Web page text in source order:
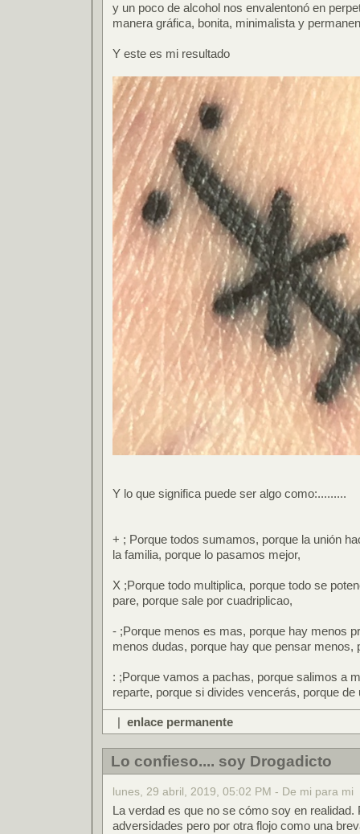
y un poco de alcohol nos envalentonó en
manera gráfica, bonita, minimalista y
Y este es mi resultado
Y lo que significa puede ser algo como:.........
+ ; Porque todos sumamos, porque la unión
la familia, porque lo pasamos mejor,
X ;Porque todo multiplica, porque todo se
pare, porque sale por cuadriplicao,
- ;Porque menos es mas, porque hay menos
menos dudas, porque hay que pensar menos,
: ;Porque vamos a pachas, porque salimos a
reparte, porque si divides vencerás, porque de
| enlace permanente
Lo confieso.... soy Drogadicto
lunes, 29 abril, 2019, 05:02 PM - De mi para mi
La verdad es que no se cómo soy en realidad.
adversidades pero por otra flojo como una